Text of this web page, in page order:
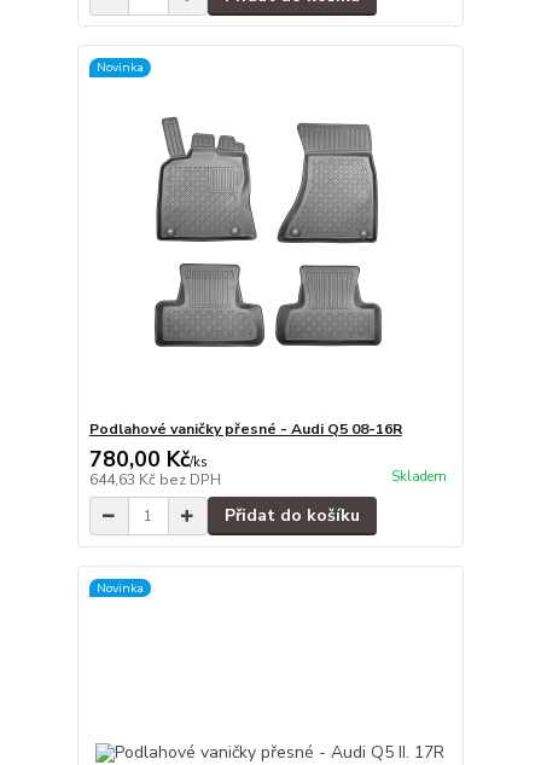
Novinka
Podlahové vaničky přesné - Audi Q5 08-16R
780,00 Kč/ks
644,63 Kč bez DPH Skladem
Přidat do košíku
Novinka